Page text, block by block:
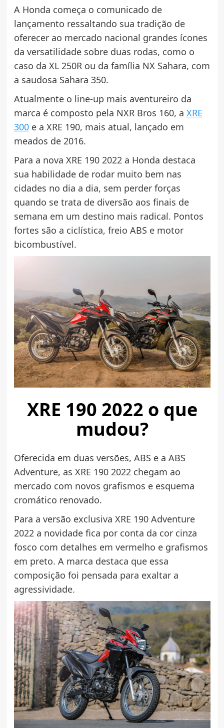
A Honda começa o comunicado de
lançamento ressaltando sua tradição de
oferecer ao mercado nacional grandes ícones
da versatilidade sobre duas rodas, como o
caso da XL 250R ou da família NX Sahara, com
a saudosa Sahara 350.
Atualmente o line-up mais aventureiro da
marca é composto pela NXR Bros 160, a XRE
300e a XRE 190, mais atual, lançado em
meados de 2016.
Para a nova XRE 190 2022 a Honda destaca
sua habilidade de rodar muito bem nas
cidades no dia a dia, sem perder forças
quando se trata de diversão aos finais de
semana em um destino mais radical. Pontos
fortes são a ciclística, freio ABS e motor
bicombustível.
XRE 190 2022 o que
mudou?
Oferecida em duas versões, ABS e a ABS
Adventure, as XRE 190 2022 chegam ao
mercado com novos grafismos e esquema
cromático renovado.
Para a versão exclusiva XRE 190 Adventure
2022 a novidade fica por conta da cor cinza
fosco com detalhes em vermelho e grafismos
em preto. A marca destaca que essa
composição foi pensada para exaltar a
agressividade.